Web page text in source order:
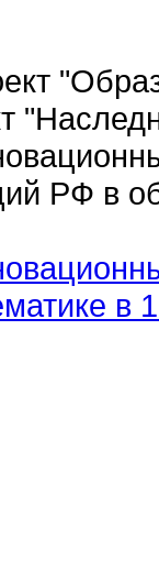
РФ в
в